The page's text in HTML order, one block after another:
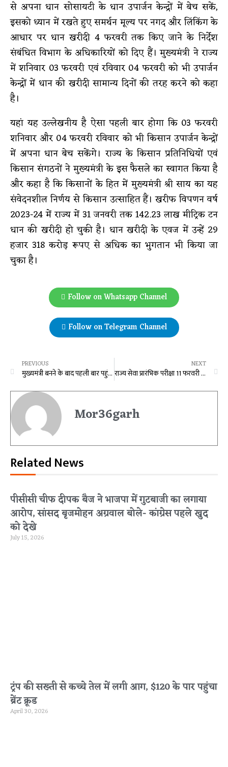
से अपना धान सोसायटी के धान उपार्जन केन्द्रों में बेच सकें,
इसको ध्यान में रखते हुए समर्थन मूल्य पर नगद और लिंकिंग के
आधार पर धान खरीदी 4 फरवरी तक किए जाने के निर्देश
संबंधित विभाग के अधिकारियों को दिए हैं। मुख्यमंत्री ने राज्य
में शनिवार 03 फरवरी एवं रविवार 04 फरवरी को भी उपार्जन
केन्द्रों में धान की खरीदी सामान्य दिनों की तरह करने को कहा
है।
यहां यह उल्लेखनीय है ऐसा पहली बार होगा कि 03 फरवरी
शनिवार और 04 फरवरी रविवार को भी किसान उपार्जन केन्द्रों
में अपना धान बेच सकेंगे। राज्य के किसान प्रतिनिधियों एवं
किसान संगठनों ने मुख्यमंत्री के इस फैसले का स्वागत किया है
और कहा है कि किसानों के हित में मुख्यमंत्री श्री साय का यह
संवेदनशील निर्णय से किसान उत्साहित हैं। खरीफ विपणन वर्ष
2023-24 में राज्य में 31 जनवरी तक 142.23 लाख मीट्रिक टन
धान की खरीदी हो चुकी है। धान खरीदी के एवज में उन्हें 29
हजार 318 करोड़ रूपए से अधिक का भुगतान भी किया जा
चुका है।
Follow on Whatsapp Channel
Follow on Telegram Channel
PREVIOUS
मुख्यमंत्री बनने के बाद पहली बार पहुंचेंगे कोरिया विष्णु देव साय
NEXT
राज्य सेवा प्रारंभिक परीक्षा 11 फरवरी को, टाइम-टेबल जारी
Mor36garh
Related News
पीसीसी चीफ दीपक बैज ने भाजपा में गुटबाजी का लगाया
आरोप, सांसद बृजमोहन अग्रवाल बोले- कांग्रेस पहले खुद
को देखे
July 15, 2026
ट्रंप की सख्ती से कच्चे तेल में लगी आग, $120 के पार पहुंचा
ब्रेंट क्रूड
April 30, 2026